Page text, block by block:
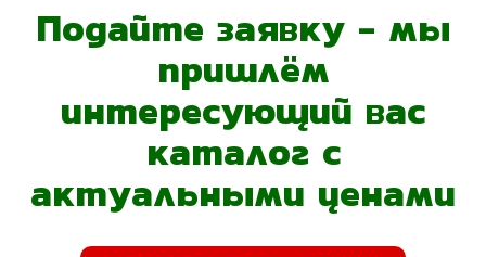
Подайте заявку - мы
пришлём
интересующий вас
каталог с
актуальными ценами